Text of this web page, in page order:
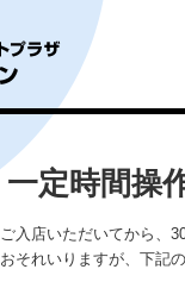
一定時間操
ご入店いただいてから、
おそれいりますが、下記